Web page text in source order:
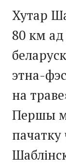
Хутар
80 км
этна-
на
Першы
пачатку